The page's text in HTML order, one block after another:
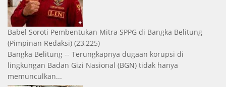
Babel Soroti Pembentukan Mitra SPPG di Bangka Belitung
(Pimpinan Redaksi) (23,225)
Bangka Belitung -- Terungkapnya dugaan korupsi di
lingkungan Badan Gizi Nasional (BGN) tidak hanya
memunculkan...